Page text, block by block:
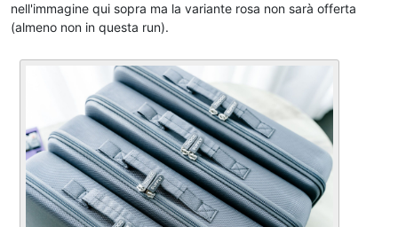
nell'immagine qui sopra ma la variante rosa non sarà offerta
(almeno non in questa run).